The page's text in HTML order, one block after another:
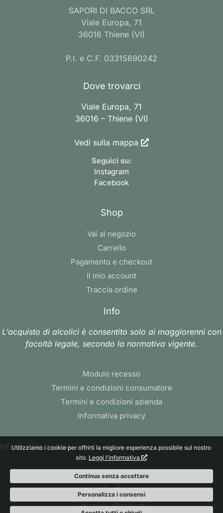
SAPORI DI BACCO SRL
Viale Europa, 71
36016 Thiene (VI)
P.I. e C.F. 03315690242
Dove trovarci
Viale Europa, 71
36016 – Thiene (VI)
Vedi sulla mappa
Seguici su:
Instagram
Facebook
Shop
Vai al negozio
Carrello
Pagamento e checkout
Il mio account
Traccia ordine
Info
L’acquisto di alcolici è consentito solo ai maggiorenni con
facoltà legale, secondo la normativa vigente.
Modulo recesso
Termini e condizioni consumatore
Termini e condizioni azienda
Informativa privacy
Informativa cookie
web agency: altrarete.com
Utilizziamo i cookie per offrirti la migliore esperienza possibile sul nostro
sito. Leggi l'informativa
Continua senza accettare
Personalizza i consensi